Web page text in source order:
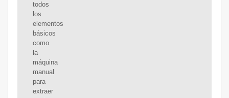
todos
los
elementos
básicos
como
la
máquina
manual
para
extraer